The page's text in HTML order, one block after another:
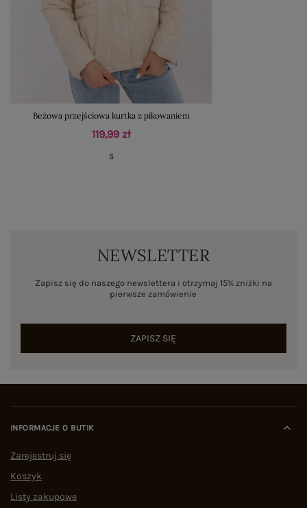
Beżowa przejściowa kurtka z pikowaniem
119,99 zł
S
NEWSLETTER
Zapisz się do naszego newslettera i otrzymaj 15% zniżki na
pierwsze zamówienie
ZAPISZ SIĘ
INFORMACJE O BUTIK
Zarejestruj się
Koszyk
Listy zakupowe